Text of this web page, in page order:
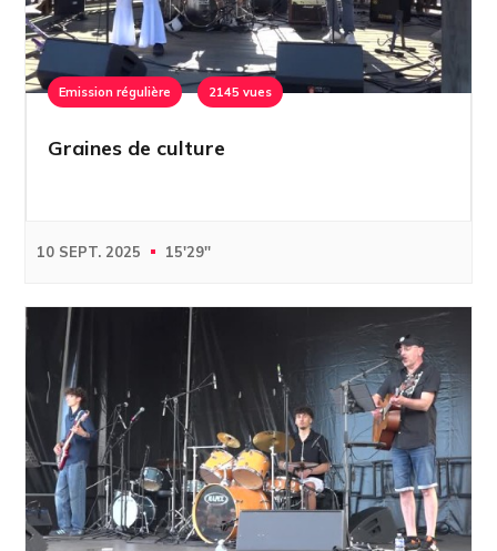
Emission régulière 2145 vues
Graines de culture
10 SEPT. 2025 15'29''